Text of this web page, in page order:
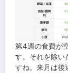
第4週の食費が
す。それを除い
すね。来月は後